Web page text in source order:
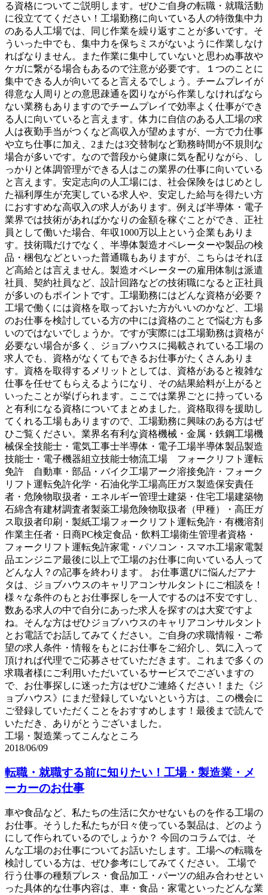
る資格についてご説明します。ぜひご自身の転職・就職活動
に役立ててください！工場勤務に向いている人の特徴集中力
のある人工場では、同じ作業を繰り返すことが多いです。そ
ういった中でも、集中力を保ちミスがないように作業しなけ
ればなりません。また作業に集中していないと思わぬ事故や
ケガに繋がる場合もあるので注意が必要です。１つのことに
集中できる人が向いてると言えるでしょう。チームプレイが
得意な人周りとの意思疎通を図りながら作業しなければなら
ない業務もありますのでチームプレイで効率よく仕事ができ
る人に向いていると言えます。体力に自信のある人工場の求
人は夜勤手当がつくなど高収入が望めますが、一方で力仕事
や立ち仕事に加え、2または3交替制など勤務時間が不規則な
場合が多いです。なので普段から健康に気を配りながら、し
っかりと体調管理ができる人はこの業界の仕事に向いている
と言えます。安定志向の人工場には、社会保険をはじめとし
た福利厚生が充実している求人や、安定した給与を得たい方
におすすめな高収入の求人があります。例えば半導体・電子
業界では技術があればかなりの金額を稼ぐことができ、正社
員として働いた場合、年収1000万以上という企業もありま
す。技術職だけでなく、半導体製造オペレーターや製品の検
品・梱包などといった普通職もありますが、こちらはそれほ
ど高給とは言えません。製造オペレーターの雇用体制は派遣
社員、契約社員など、設計回路などの技術職になると正社員
が多いのもポイントです。工場勤務にはどんな資格が必要？
工場で働くには資格を取っておいた方がいいのかなど、工場
のお仕事を検討している方の中には資格のことで悩む方も多
いのではないでしょうか。ですが実際には工場勤務は資格が
必要ない場合が多く、ジョブハウスに掲載されている工場の
求人でも、資格がなくてもできるお仕事がたくさんありま
す。資格を取得するメリットとしては、資格があると複雑な
仕事を任せてもらえるようになり、その結果給料が上がると
いったことが挙げられます。ここでは業界ごとに持っている
と有利になる資格についてまとめました。資格取得を援助し
てくれる工場もありますので、工場勤務に興味のある方はぜ
ひご覧ください。業界名有利な資格機械・金属・鉄鋼工場機
械保全技能士・電気工事士半導体・電子工場半導体製品製造
技能士・電子機器組立技能士物流工場 フォークリフト運転
免許 自動車・部品・バイク工場アーク溶接免許・フォーク
リフト運転免許化学・石油化学工場高圧ガス製造保安責任
者・危険物取扱者・エネルギー管理士建築・住宅工場建築物
石綿含有建材調査者製薬工場危険物取扱者（甲種）・高圧ガ
ス取扱者印刷・製紙工場フォークリフト運転免許・有機溶剤
作業主任者・日商PC検定食品・飲料工場衛生管理者資格・
フォークリフト運転免許家電・パソコン・スマホ工場家電製
品エンジニア最後に以上で工場のお仕事に向いている人って
どんな人？の記事を終わります。 お仕事選びに悩んだアナ
タは、ジョブハウスのキャリアコンサルタントにご相談を！
様々な条件のもとお仕事探しを一人でするのは不安ですし、
数ある求人の中で自分にあった求人を探すのは大変ですよ
ね。そんな方はぜひジョブハウスのキャリアコンサルタント
とお電話でお話してみてください。ご自身の求職情報・ご希
望の求人条件・情報をもとにお仕事をご紹介し、気に入って
頂ければ代理でご応募させていただきます。これまで多くの
求職者様にご利用いただいているサービスでございますの
で、お仕事探しに迷った方はぜひご連絡ください！また《ジ
ョブハウス》にまだ登録していないという方は、この機会に
ご登録していただくことをおすすめします！最後まで読んで
いただき、ありがとうございました。
工場・製造業ってこんなところ
2018/06/09
転職・就職する前に知りたい！工場・製造業・メ
ーカーのお仕事
車や食品など、私たちの生活に欠かせないものを作る工場の
お仕事。そうした私たちが日々使っている製品は、どのよう
にして作られているのでしょうか？ 今回のコラムでは、そ
んな工場のお仕事についてお話いたします。工場への転職を
検討している方は、ぜひ参考にしてみてください。 工場で
行う仕事の種類プレス・食品加工・パーツの組み合わせとい
った具体的な仕事内容は、車・食品・家電といったどんな業